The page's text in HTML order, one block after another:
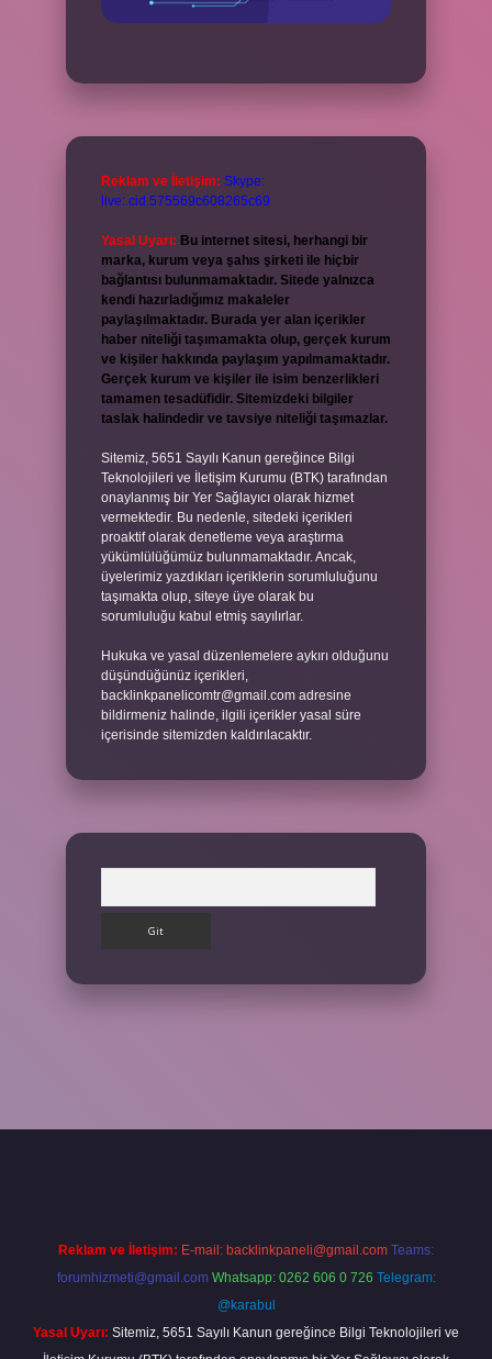
Reklam ve İletişim: Skype:
live:.cid.575569c608265c69
Yasal Uyarı: Bu internet sitesi, herhangi bir
marka, kurum veya şahıs şirketi ile hiçbir
bağlantısı bulunmamaktadır. Sitede yalnızca
kendi hazırladığımız makaleler
paylaşılmaktadır. Burada yer alan içerikler
haber niteliği taşımamakta olup, gerçek kurum
ve kişiler hakkında paylaşım yapılmamaktadır.
Gerçek kurum ve kişiler ile isim benzerlikleri
tamamen tesadüfidir. Sitemizdeki bilgiler
taslak halindedir ve tavsiye niteliği taşımazlar.
Sitemiz, 5651 Sayılı Kanun gereğince Bilgi
Teknolojileri ve İletişim Kurumu (BTK) tarafından
onaylanmış bir Yer Sağlayıcı olarak hizmet
vermektedir. Bu nedenle, sitedeki içerikleri
proaktif olarak denetleme veya araştırma
yükümlülüğümüz bulunmamaktadır. Ancak,
üyelerimiz yazdıkları içeriklerin sorumluluğunu
taşımakta olup, siteye üye olarak bu
sorumluluğu kabul etmiş sayılırlar.
Hukuka ve yasal düzenlemelere aykırı olduğunu
düşündüğünüz içerikleri,
backlinkpanelicomtr@gmail.com adresine
bildirmeniz halinde, ilgili içerikler yasal süre
içerisinde sitemizden kaldırılacaktır.
Reklam ve İletişim: E-mail: backlinkpaneli@gmail.com Teams:
forumhizmeti@gmail.com Whatsapp: 0262 606 0 726 Telegram:
@karabul
Yasal Uyarı: Sitemiz, 5651 Sayılı Kanun gereğince Bilgi Teknolojileri ve